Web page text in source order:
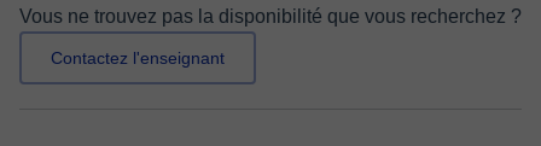
Vous ne trouvez pas la disponibilité que vous recherchez ?
Contactez l'enseignant